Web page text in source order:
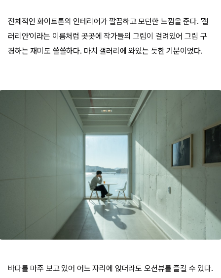
전체적인 화이트톤의 인테리어가 깔끔하고 모던한 느낌을 준다. '갤
러리안'이라는 이름처럼 곳곳에 작가들의 그림이 걸려있어 그림 구
경하는 재미도 쏠쏠하다. 마치 갤러리에 와있는 듯한 기분이었다.
바다를 마주 보고 있어 어느 자리에 앉더라도 오션뷰를 즐길 수 있다.